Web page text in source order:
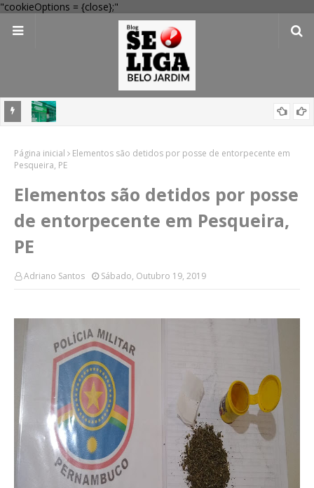
"cookieOptions = {close};"
compras
Página inicial
Elementos são detidos por posse de entorpecente em
Pesqueira, PE
Elementos são detidos por posse
de entorpecente em Pesqueira,
PE
Adriano Santos Sábado, Outubro 19, 2019